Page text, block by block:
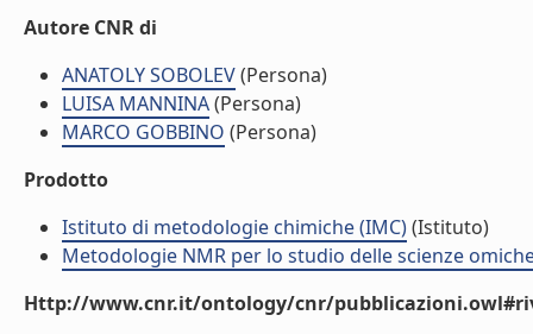
Autore CNR di
ANATOLY SOBOLEV(Persona)
LUISA MANNINA(Persona)
MARCO GOBBINO (Persona)
Prodotto
Istituto di metodologie chimiche (IMC)(Istituto)
Metodologie NMR per lo studio delle scienze
Http://www.cnr.it/ontology/cnr/